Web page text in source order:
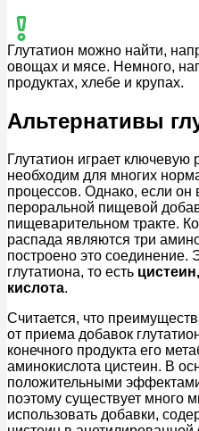
Глутатион можно найти,
овощах и мясе. Немного,
продуктах, хлебе и крупах.
Альтернативы
Глутатион играет ключевую
необходим для многих
процессов. Однако, если он
пероральной пищевой
пищеварительном тракте.
распада являются три
построено это соединение.
глутатиона, то есть
кислота.
Считается, что
от приема добавок
конечного продукта его
аминокислота цистеин. В
положительными
поэтому существует много
использовать добавки,